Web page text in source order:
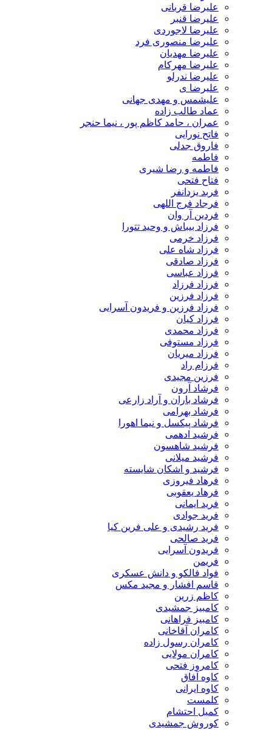
علیرضا قربانی
علیرضا قنبر
علیرضا لاجوردی
علیرضا منصوری فرد
علیرضا مهدیان
علیرضا مهرکام
علیرضا ندرلو
علیرضا ی
علیشمس و مهدی جهانی
عماد طالب زاده
عمران ، حامد کاظم پور ، نیما حنجر
فاتح نورایی
فاروق جدلی
فاطمه
فاطمه و رضا شیری
فتاح فتحی
فربد یزدانفر
فرجاد فرج اللهی
فردین آر وان
فرزاد بیباش و وحید تتورا
فرزاد خرمی
فرزاد شاه علی
فرزاد صادقی
فرزاد عباسی
فرزاد فرزاد
فرزاد فرزین
فرزاد فرزین و فریدون آسرایی
فرزاد کیان
فرزاد محمدی
فرزاد مستوفی
فرزاد میریان
فرزام راد
فرزین مجیدی
فرشاد آرون
فرشاد باران و آراد زارعی
فرشاد بهرامی
فرشاد پیکسل و نیما اهورا
فرشید ادهمی
فرشید شاهسون
فرشید میلانی
فرشید و اشکان شایسته
فرهاد فیروزی
فرهاد یعقوبی
فرید ایمانی
فرید جوادی
فرید رشیدی و علی فرین کیا
فرید صالحی
فریدون آسرایی
فریمن
فواد فالکو و دانش عسکری
قاسم افشار و مجید مکس
کاظم زرین
کامبیز جمشیدی
کامبیز فراهانی
کامران آقاخانی
کامران رسول زاده
کامران مولایی
کامروز فتحی
کاوه آفاق
کاوه ایرانی
کلمست
کمیل احتشام
کوروش جمشیدی